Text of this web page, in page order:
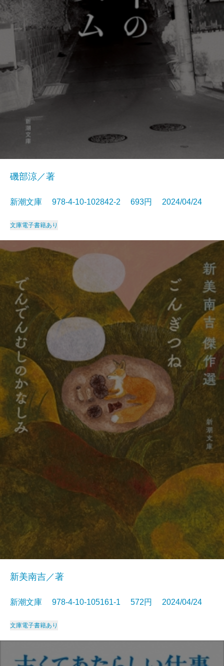
磯部涼／著
新潮文庫 978-4-10-102842-2 693円 2024/04/24
文庫電子書籍あり
新美南吉／著
新潮文庫 978-4-10-105161-1 572円 2024/04/24
文庫電子書籍あり